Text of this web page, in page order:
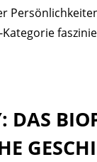
DAS